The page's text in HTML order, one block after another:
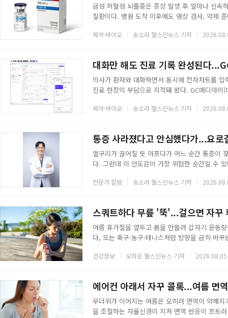
급성 허혈성 뇌졸중은 증상 발생 후 얼마나 신속
질환이다. 병원 도착 이후에도 영상 검사, 약제
허혈성 뇌졸중 치료제 '메탈라제주사25밀리그
제약·바이오 송소라 헬스인뉴스 기자
대화만 해도 진료 기록 완성된다
의사가 환자와 대화하면서 동시에 전자차트를
진료 현장의 부담으로 지적돼 왔다. GC메디아
환자의 과거 진료 이력을 확인하거나 상병코드
제약·바이오 송소라 헬스인뉴스 기자
통증 사라졌다고 안심했다가...요
옆구리가 끊어질 듯 아프다가 어느 순간 통증이
다. 그런데 이 안도감이 가장 위험한 순간일 수
이 생기는 질환이다. 소변 속 칼슘, 수산, 요산
전문가 칼럼 송소라 헬스인뉴스 기자
스쿼트하다 무릎 '뚝'...걸으면 자꾸
여름 휴가철을 앞두고 몸을 만들려 갑자기 운동
다, 또는 축구·농구·테니스처럼 방향을 급히 바
으로 밀리거나 비틀리지 않게 붙잡아 주는 버팀
건강정보 오하은 헬스인뉴스 기자
에어컨 아래서 자꾸 콜록...여름 면
무더위가 이어지는 여름은 오히려 면역이 약해
을 조절하는 자율신경이 지쳐 면역 반응이 흐트